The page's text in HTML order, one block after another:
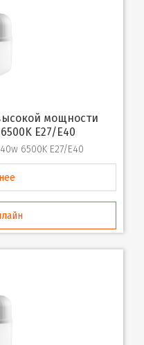
E27/E40
6500K E27/E40